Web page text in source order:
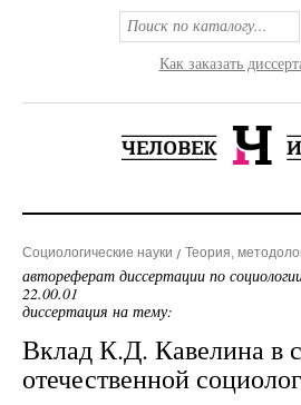
Как заказать
Социологические науки Теория,
автореферат диссертации по
22.00.01
диссертация на тему:
Вклад К.Д. Кавелина в
отечественной